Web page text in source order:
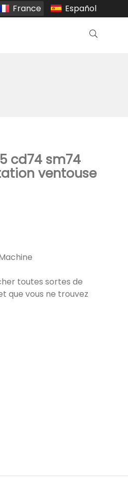
France Español
cd74 sm74
ventouse
toutes sortes de
que vous ne trouvez